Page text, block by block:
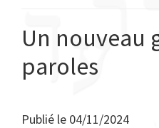
Un nouveau
paroles
Publié le 04/11/2024